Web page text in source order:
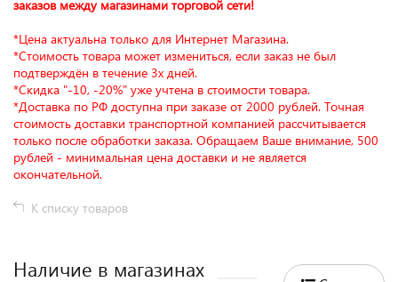
заказов между магазинами торговой сети!
*Цена актуальна только для Интернет Магазина.
*Стоимость товара может измениться, если заказ не был
подтверждён в течение 3х дней.
*Скидка "-10, -20%" уже учтена в стоимости товара.
*Доставка по РФ доступна при заказе от 2000 рублей. Точная
стоимость доставки транспортной компанией рассчитывается
только после обработки заказа. Обращаем Ваше внимание, 500
рублей - минимальная цена доставки и не является
окончательной.
К списку товаров
Наличие в магазинах